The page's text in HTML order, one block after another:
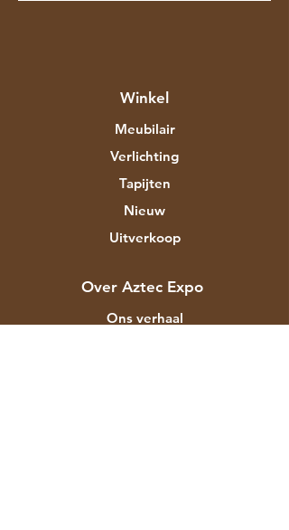
Winkel
Meubilair
Verlichting
Tapijten
Nieuw
Uitverkoop
Over Aztec Expo
Ons verhaal